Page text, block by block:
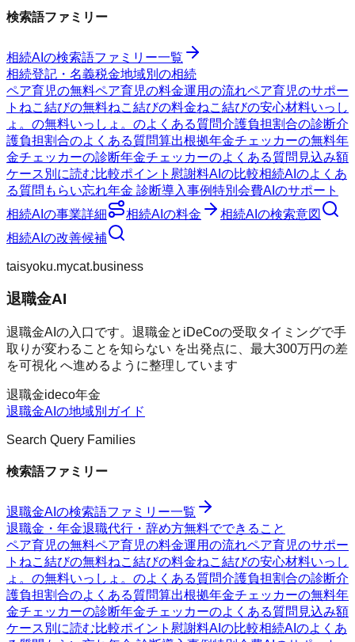
検索語ファミリー
相続AI の検索語ファミリー一覧
相続登記・名義税金地域別の相続
ペア育児の無料ペア育児の料金運用の流れペア育児のサポー
ト ねこ結びの無料ねこ結びの料金ねこ結びの安心材料いっし
ょ。の無料いっしょ。のよくある質問介護負担割合の診断介
護負担割合のよくある質問算出根拠年金チェッカーの無料年
金チェッカーの診断年金チェッカーのよくある質問 見込み額
ケース別に読む比較ポイント 慰謝料AIの比較相続AIのよくあ
る質問 もらい忘れ年金 診断導入事例特別会費AIのサポート
相続AI の事業詳細 相続AI の料金 相続AI の検索意図
相続AI の改善候補
taisyoku.mycat.business
退職金AI
退職金AIの入口です。退職金とiDeCoの受取タイミングで手
取りが変わることを知らない を出発点に、最大300万円の差
を可視化 へ進めるように整理しています
退職金ideco年金
退職金AI の地域別ガイド
Search Query Families
検索語ファミリー
退職金AI の検索語ファミリー一覧
退職金・年金退職代行・辞め方無料でできること
ペア育児の無料ペア育児の料金運用の流れペア育児のサポー
ト ねこ結びの無料ねこ結びの料金ねこ結びの安心材料いっし
ょ。の無料いっしょ。のよくある質問介護負担割合の診断介
護負担割合のよくある質問算出根拠年金チェッカーの無料年
金チェッカーの診断年金チェッカーのよくある質問 見込み額
ケース別に読む比較ポイント 慰謝料AIの比較相続AIのよくあ